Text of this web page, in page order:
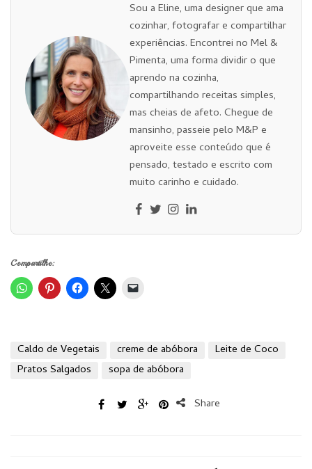
Sou a Eline, uma designer que ama
cozinhar, fotografar e compartilhar
experiências. Encontrei no Mel &
Pimenta, uma forma dividir o que
aprendo na cozinha,
compartilhando receitas simples,
mas cheias de afeto. Chegue de
mansinho, passeie pelo M&P e
aproveite esse conteúdo que é
pensado, testado e escrito com
muito carinho e cuidado.
Compartilhe:
Caldo de Vegetais creme de abóbora
Leite de Coco
Pratos Salgados
sopa de abóbora
Share